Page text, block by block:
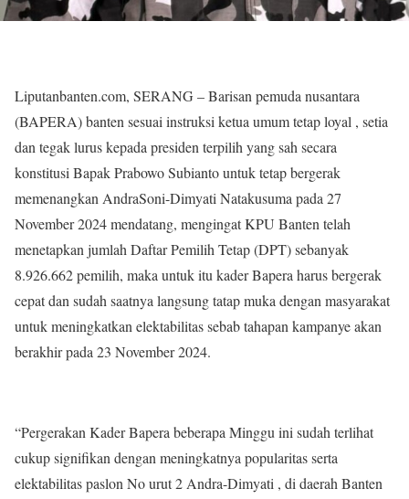
Liputanbanten.com, SERANG – Barisan pemuda nusantara
(BAPERA) banten sesuai instruksi ketua umum tetap loyal , setia
dan tegak lurus kepada presiden terpilih yang sah secara
konstitusi Bapak Prabowo Subianto untuk tetap bergerak
memenangkan AndraSoni-Dimyati Natakusuma pada 27
November 2024 mendatang, mengingat KPU Banten telah
menetapkan jumlah Daftar Pemilih Tetap (DPT) sebanyak
8.926.662 pemilih, maka untuk itu kader Bapera harus bergerak
cepat dan sudah saatnya langsung tatap muka dengan masyarakat
untuk meningkatkan elektabilitas sebab tahapan kampanye akan
berakhir pada 23 November 2024.
“Pergerakan Kader Bapera beberapa Minggu ini sudah terlihat
cukup signifikan dengan meningkatnya popularitas serta
elektabilitas paslon No urut 2 Andra-Dimyati , di daerah Banten